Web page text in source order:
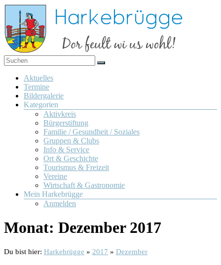
Zum
Inhalt
springen
Harkebrügge
Dor
feult
wi us
wohl!
Menü
Aktuelles
Termine
Bildergalerie
Kategorien
Aktivkreis
Bürgerstiftung
Familie / Gesundheit / Soziales
Gruppen & Clubs
Info & Service
Ort & Geschichte
Tourismus & Freizeit
Vereine
Wirtschaft & Gastronomie
Mein Harkebrügge
Anmelden
Monat: Dezember 2017
Du bist hier: Harkebrügge » 2017 » Dezember